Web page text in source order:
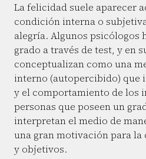
La felicidad suele aparecer
condición interna o
alegría. Algunos psicólogos
grado a través de test, y en
conceptualizan como una
interno (autopercibido) que
y el comportamiento de los
personas que poseen un
interpretan el medio de
una gran motivación para la
y objetivos.